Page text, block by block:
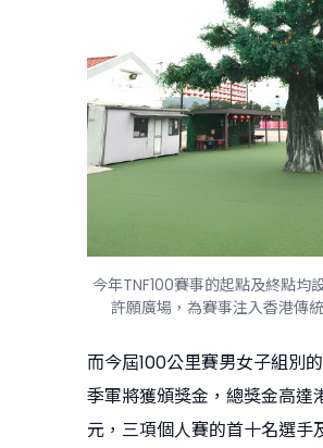
今年TNF100賽事的起點及終點均
許願廣場，為賽事注入香港傳
而今屆100公里賽男女子組別
季軍將獲頒獎金，總獎金高達
元，三項個人賽的首十名選手